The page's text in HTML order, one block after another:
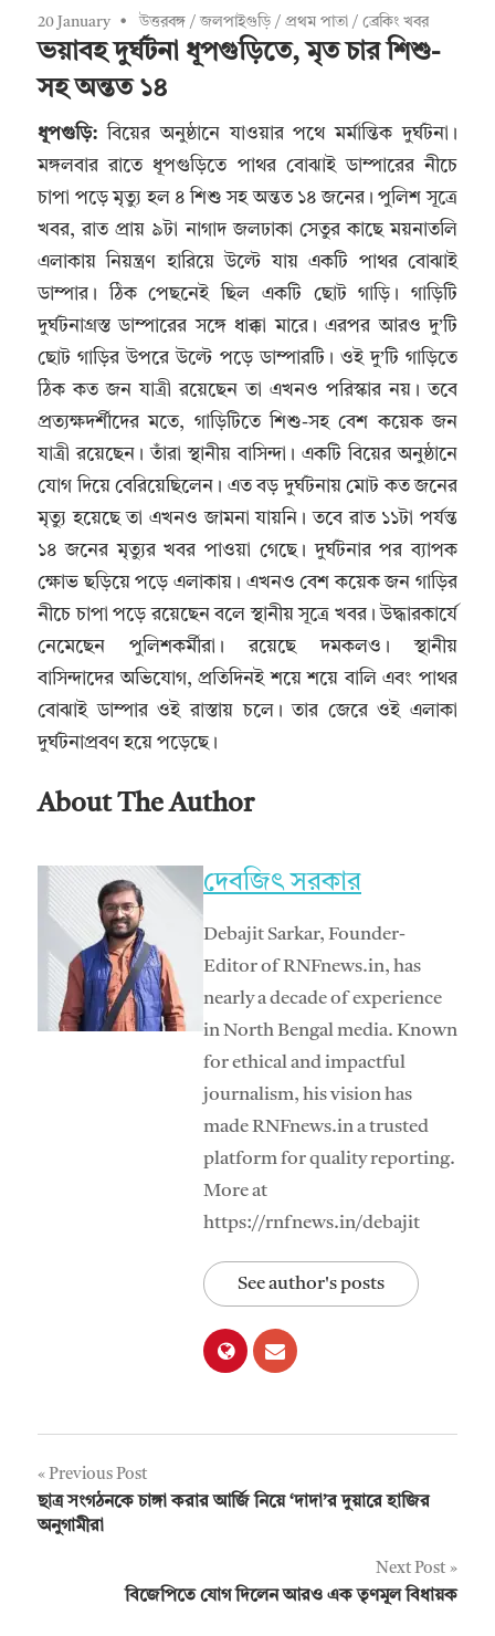
20 January উত্তরবঙ্গ /জলপাইগুড়ি / প্রথম পাতা / ব্রেকিং খবর
ভয়াবহ দুর্ঘটনা ধূপগুড়িতে, মৃত চার শিশু-
সহ অন্তত ১৪
ধূপগুড়ি:বিয়ের অনুষ্ঠানে যাওয়ার পথে মর্মান্তিক দুর্ঘটনা।
মঙ্গলবার রাতে ধূপগুড়িতে পাথর বোঝাই ডাম্পারের নীচে
চাপা পড়ে মৃত্যু হল ৪ শিশু সহ অন্তত ১৪ জনের। পুলিশ সূত্রে
খবর, রাত প্রায় ৯টা নাগাদ জলঢাকা সেতুর কাছে ময়নাতলি
এলাকায় নিয়ন্ত্রণ হারিয়ে উল্টে যায় একটি পাথর বোঝাই
ডাম্পার। ঠিক পেছনেই ছিল একটি ছোট গাড়ি। গাড়িটি
দুর্ঘটনাগ্রস্ত ডাম্পারের সঙ্গে ধাক্কা মারে। এরপর আরও দু’টি
ছোট গাড়ির উপরে উল্টে পড়ে ডাম্পারটি। ওই দু’টি গাড়িতে
ঠিক কত জন যাত্রী রয়েছেন তা এখনও পরিস্কার নয়। তবে
প্রত্যক্ষদর্শীদের মতে, গাড়িটিতে শিশু-সহ বেশ কয়েক জন
যাত্রী রয়েছেন। তাঁরা স্থানীয় বাসিন্দা। একটি বিয়ের অনুষ্ঠানে
যোগ দিয়ে বেরিয়েছিলেন। এত বড় দুর্ঘটনায় মোট কত জনের
মৃত্যু হয়েছে তা এখনও জামনা যায়নি। তবে রাত ১১টা পর্যন্ত
১৪ জনের মৃত্যুর খবর পাওয়া গেছে। দুর্ঘটনার পর ব্যাপক
ক্ষোভ ছড়িয়ে পড়ে এলাকায়। এখনও বেশ কয়েক জন গাড়ির
নীচে চাপা পড়ে রয়েছেন বলে স্থানীয় সূত্রে খবর। উদ্ধারকার্যে
নেমেছেন পুলিশকর্মীরা। রয়েছে দমকলও। স্থানীয়
বাসিন্দাদের অভিযোগ, প্রতিদিনই শয়ে শয়ে বালি এবং পাথর
বোঝাই ডাম্পার ওই রাস্তায় চলে। তার জেরে ওই এলাকা
দুর্ঘটনাপ্রবণ হয়ে পড়েছে।
About The Author
দেবজিৎ সরকার
Debajit Sarkar, Founder-
Editor of RNFnews.in, has
nearly a decade of experience
in North Bengal media. Known
for ethical and impactful
journalism, his vision has
made RNFnews.in a trusted
platform for quality reporting.
More at
https://rnfnews.in/debajit
See author's posts
Post
navigation
Previous Post
ছাত্র সংগঠনকে চাঙ্গা করার আর্জি নিয়ে ‘দাদা’র দুয়ারে হাজির
অনুগামীরা
Next Post
বিজেপিতে যোগ দিলেন আরও এক তৃণমূল বিধায়ক